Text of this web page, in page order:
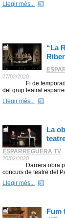
Llegir més...
“La
27/02/2020
Fi de temporada
del grup teatral
Llegir més...
La
ESPARREGUERA TV
20/02/2020
Darrera obra
concurs de teatre del
Llegir més...
Fum